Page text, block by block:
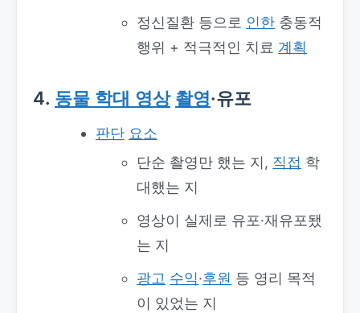
정신질환 등으로 인한 충동적
행위 + 적극적인 치료 계획
4. 동물 학대 영상 촬영·유포
판단 요소
단순 촬영만 했는 지, 직접 학
대했는 지
영상이 실제로 유포·재유포됐
는 지
광고 수익·후원 등 영리 목적
이 있었는 지